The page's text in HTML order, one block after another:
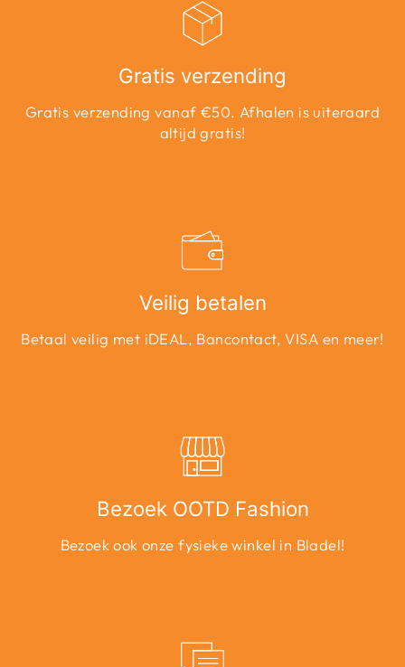
Gratis verzending
Gratis verzending vanaf €50. Afhalen is uiteraard
altijd gratis!
Veilig betalen
Betaal veilig met iDEAL, Bancontact, VISA en meer!
Bezoek OOTD Fashion
Bezoek ook onze fysieke winkel in Bladel!